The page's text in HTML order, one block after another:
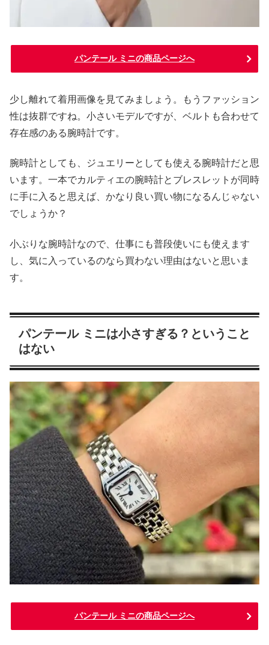
パンテール ミニの商品ページへ
少し離れて着用画像を見てみましょう。もうファッション
性は抜群ですね。小さいモデルですが、ベルトも合わせて
存在感のある腕時計です。
腕時計としても、ジュエリーとしても使える腕時計だと思
います。一本でカルティエの腕時計とブレスレットが同時
に手に入ると思えば、かなり良い買い物になるんじゃない
でしょうか？
小ぶりな腕時計なので、仕事にも普段使いにも使えます
し、気に入っているのなら買わない理由はないと思いま
す。
パンテール ミニは小さすぎる？ということ
はない
パンテール ミニの商品ページへ